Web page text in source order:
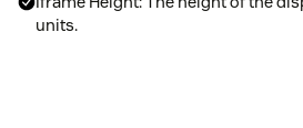
units.